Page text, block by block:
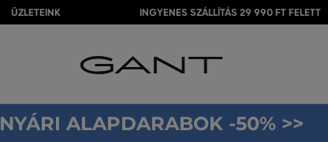
ÜZLETEINK INGYENES SZÁLLÍTÁS 29 990 FT FELETT
NYÁRI ALAPDARABOK -50% >>